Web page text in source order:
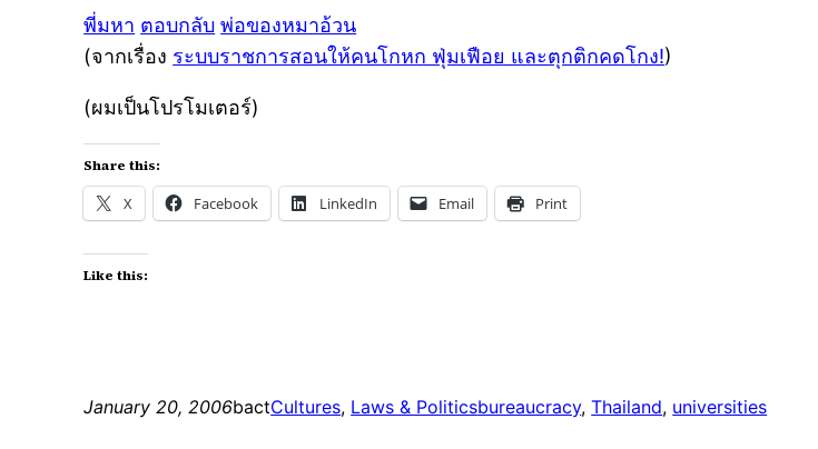
พี่มหา ตอบกลับ พ่อของหมาอ้วน
(จากเรื่อง ระบบราชการสอนให้คนโกหก ฟุ่มเฟือย และตุกติกคดโกง!)
(ผมเป็นโปรโมเตอร์)
Share this:
X Facebook LinkedIn Email Print
Like this:
January 20, 2006bactCultures, Laws & Politicsbureaucracy, Thailand, universities